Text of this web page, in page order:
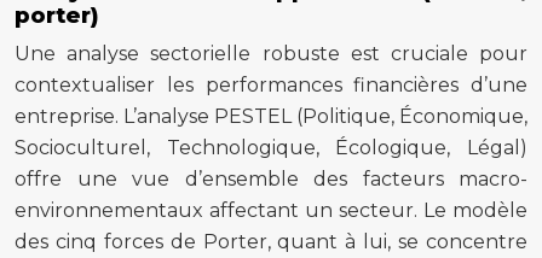
porter)
Une analyse sectorielle robuste est cruciale pour
contextualiser les performances financières d’une
entreprise. L’analyse PESTEL (Politique, Économique,
Socioculturel, Technologique, Écologique, Légal)
offre une vue d’ensemble des facteurs macro-
environnementaux affectant un secteur. Le modèle
des cinq forces de Porter, quant à lui, se concentre